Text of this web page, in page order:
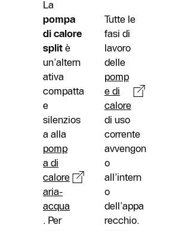
La
pompa
di calore
split è
un’altern
ativa
compatta
e
silenzios
a alla
pomp
a di
calore
aria-
acqua
. Per
Tutte le
fasi di
lavoro
delle
pomp
e di
calore
di uso
corrente
avvengon
o
all’intern
o
dell’appa
recchio.